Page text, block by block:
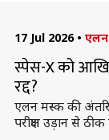
17 Jul 2026 •
स्पेस-X को
रद्द?
एलन मस्क की
परीक्षण उड़ान से